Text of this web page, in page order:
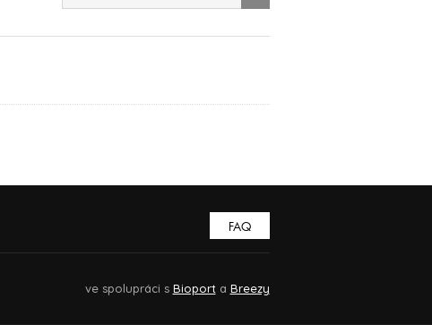
FAQ
ve spolupráci s Bioporta Breezy